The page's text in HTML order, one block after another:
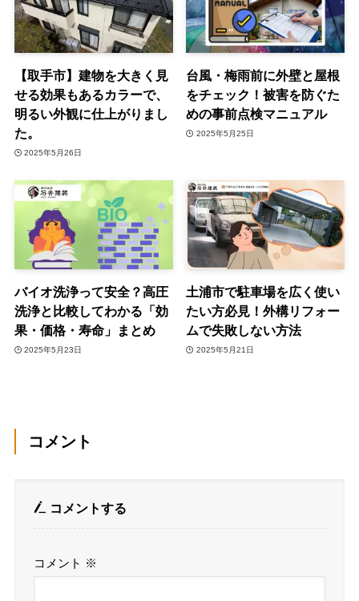
【取手市】建物を大きく見
せる効果もあるカラーで、
明るい外観に仕上がりまし
た。
2025年5月26日
台風・梅雨前に外壁と屋根
をチェック！被害を防ぐた
めの事前点検マニュアル
2025年5月25日
バイオ洗浄って安全？高圧
洗浄と比較してわかる「効
果・価格・寿命」まとめ
2025年5月23日
土浦市で駐車場を広く使い
たい方必見！外構リフォー
ムで失敗しない方法
2025年5月21日
コメント
コメントする
コメント ※